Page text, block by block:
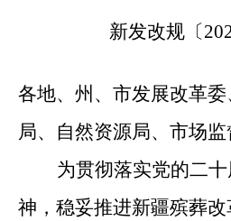
新发改规〔
各地、州、市发展改革
局、自然资源局、市场监
为贯彻落实党的二
神，稳妥推进新疆殡葬改